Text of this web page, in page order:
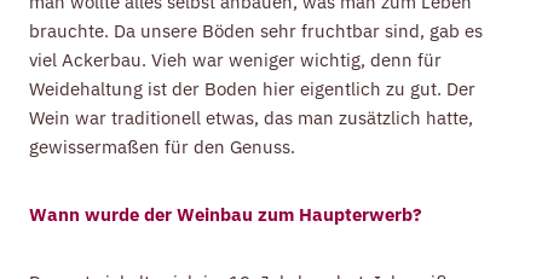
brauchte. Da unsere Böden sehr fruchtbar sind, gab es
viel Ackerbau. Vieh war weniger wichtig, denn für
Weidehaltung ist der Boden hier eigentlich zu gut. Der
Wein war traditionell etwas, das man zusätzlich hatte,
gewissermaßen für den Genuss.
Wann wurde der Weinbau zum Haupterwerb?